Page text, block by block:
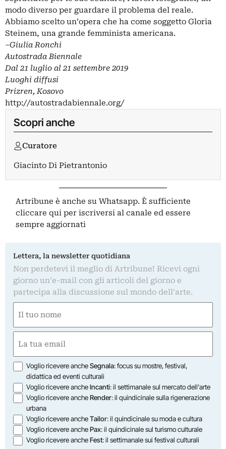
modo diverso per guardare il problema del reale.
Abbiamo scelto un’opera che ha come soggetto Gloria
Steinem, una grande femminista americana.
–Giulia Ronchi
Autostrada Biennale
Dal 21 luglio al 21 settembre 2019
Luoghi diffusi
Prizren, Kosovo
http://autostradabiennale.org/
Scopri anche
Curatore
Giacinto Di Pietrantonio
Artribune è anche su Whatsapp. È sufficiente
cliccare qui per iscriversi al canale ed essere
sempre aggiornati
Lettera, la newsletter quotidiana
Non perdetevi il meglio di Artribune! Ricevi ogni
giorno un'e-mail con gli articoli del giorno e
partecipa alla discussione sul mondo dell'arte.
(Required)
First
(Required)
Opzioni
Voglio ricevere ancheSegnala: focus su mostre, festival,
didattica ed eventi culturali
Voglio ricevere ancheIncanti: il settimanale sul mercato dell'arte
Voglio ricevere ancheRender: il quindicinale sulla rigenerazione
urbana
Voglio ricevere ancheTailor: il quindicinale su moda e cultura
Voglio ricevere anchePax: il quindicinale sul turismo culturale
Voglio ricevere ancheFest: il settimanale sui festival culturali